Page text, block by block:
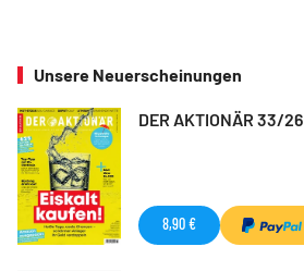
Unsere Neuerscheinungen
DER AKTIONÄR 33/26
8,90 €